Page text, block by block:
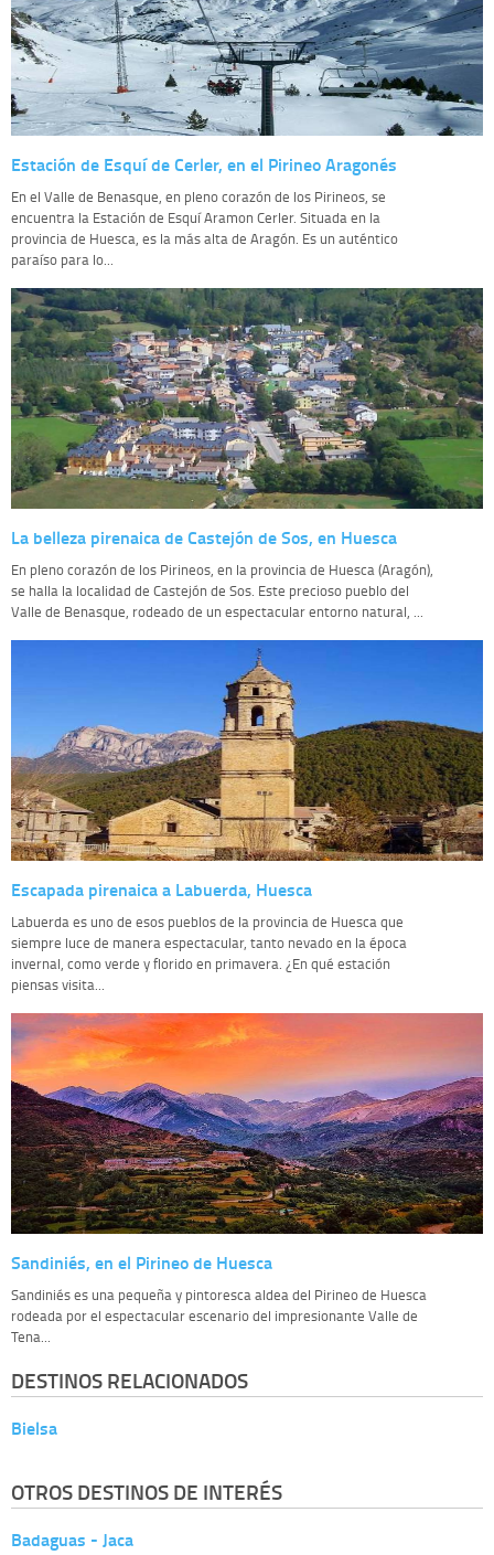
Estación de Esquí de Cerler, en el Pirineo Aragonés
En el Valle de Benasque, en pleno corazón de los Pirineos, se
encuentra la Estación de Esquí Aramon Cerler. Situada en la
provincia de Huesca, es la más alta de Aragón. Es un auténtico
paraíso para lo...
La belleza pirenaica de Castejón de Sos, en Huesca
En pleno corazón de los Pirineos, en la provincia de Huesca (Aragón),
se halla la localidad de Castejón de Sos. Este precioso pueblo del
Valle de Benasque, rodeado de un espectacular entorno natural, ...
Escapada pirenaica a Labuerda, Huesca
Labuerda es uno de esos pueblos de la provincia de Huesca que
siempre luce de manera espectacular, tanto nevado en la época
invernal, como verde y florido en primavera. ¿En qué estación
piensas visita...
Sandiniés, en el Pirineo de Huesca
Sandiniés es una pequeña y pintoresca aldea del Pirineo de Huesca
rodeada por el espectacular escenario del impresionante Valle de
Tena...
DESTINOS RELACIONADOS
Bielsa
OTROS DESTINOS DE INTERÉS
Badaguas - Jaca